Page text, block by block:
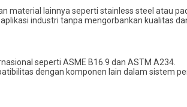
material lainnya seperti stainless steel atau
industri tanpa mengorbankan kualitas
seperti ASME B16.9 dan ASTM A234.
dengan komponen lain dalam sistem